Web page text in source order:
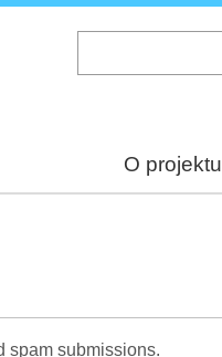
O projektu
spam submissions.